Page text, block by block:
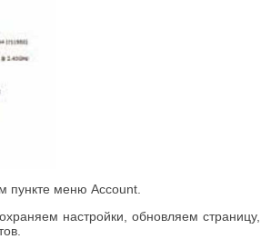
пункте меню Account.
настройки, обновляем